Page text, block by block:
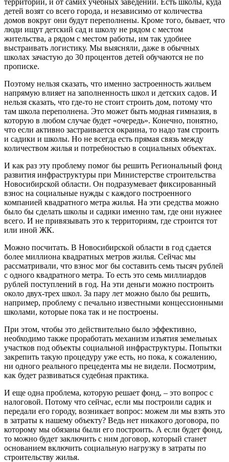
детей возят со всего города, и независимо от количества
домов вокруг они будут переполнены. Кроме того, бывает, что
люди ищут детский сад и школу не рядом с местом
жительства, а рядом с местом работы, им так удобнее
выстраивать логистику. Мы выясняли, даже в обычных
школах зачастую до 30 процентов детей обучаются не по
прописке.
Поэтому нельзя сказать, что именно застроенность жильем
напрямую влияет на заполненность школ и детских садов. И
нельзя сказать, что где-то не стоит строить дом, потому что
там школа переполнена. Это может быть модная гимназия, в
которую в любом случае будет «очередь». Конечно, понятно,
что если активно застраивается окраина, то надо там строить
и садики и школы. Но не всегда есть прямая связь между
количеством жилья и потребностью в социальных объектах.
И как раз эту проблему помог бы решить Региональный фонд
развития инфраструктуры при Министерстве строительства
Новосибирской области. Он подразумевает фиксированный
взнос на социальные нужды с каждого построенного
компанией квадратного метра жилья. На эти средства можно
было бы сделать школы и садики именно там, где они нужнее
всего. И не привязывать это к территориям, где строится тот
или иной ЖК.
Можно посчитать. В Новосибирской области в год сдается
более миллиона квадратных метров жилья. Сейчас мы
рассматривали, что взнос мог бы составить семь тысяч рублей
с одного квадратного метра. То есть это семь миллиардов
рублей поступлений в год. На эти деньги можно построить
около двух-трех школ. За пару лет можно было бы решить,
например, проблему с печально известными концессионными
школами, которые пока так и не построены.
При этом, чтобы это действительно было эффективно,
необходимо также проработать механизм изъятия земельных
участков под объекты социальной инфраструктуры. Попытки
закрепить такую процедуру уже есть, но пока, к сожалению,
ни одного реального прецедента мы не видели. Посмотрим,
как будет развиваться судебная практика.
И еще одна проблема, которую решает фонд, – это вопрос с
налоговой. Потому что сейчас, если мы построили садик и
передали его городу, возникает вопрос: можем ли мы взять это
в затраты к нашему объекту? Ведь нет никакого договора, по
которому мы обязаны были его построить. А если будет фонд,
то можно будет заключить с ним договор, который станет
основанием включить социальную нагрузку в затраты по
строительству жилья.